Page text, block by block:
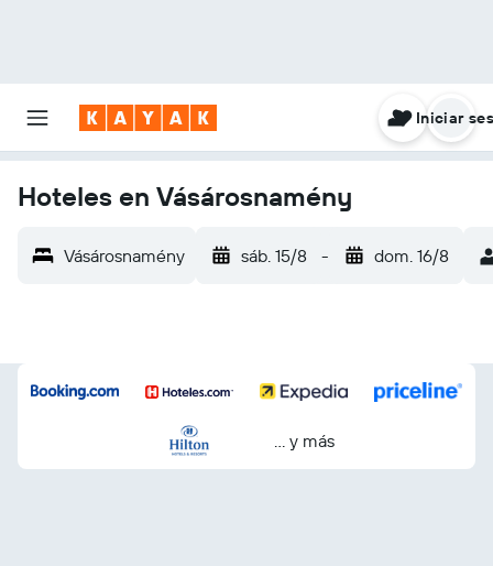
Iniciar
Hoteles en Vásárosnamény
Vásárosnamény sáb. 15/8 - dom. 16/8
… y más